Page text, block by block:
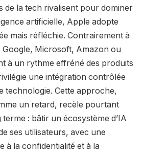
de la tech rivalisent pour dominer
artificielle, Apple adopte
mais réfléchie. Contrairement à
Google, Microsoft, Amazon ou
à un rythme effréné des produits
une intégration contrôlée
technologie. Cette approche,
un retard, recèle pourtant
: bâtir un écosystème d’IA
ses utilisateurs, avec une
à la confidentialité et à la